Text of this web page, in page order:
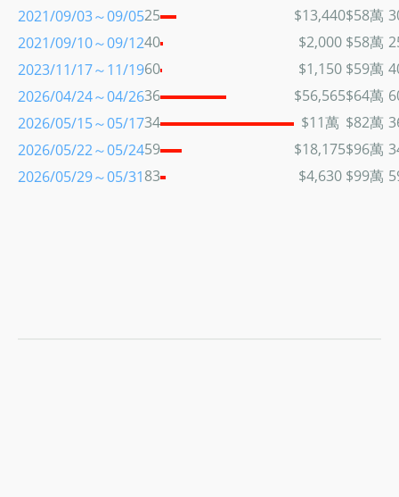
2021/09/03～09/0525 $13,440$58萬
2021/09/10～09/1240 $2,000 $58萬
2023/11/17～11/1960 $1,150 $59萬
2026/04/24～04/2636 $56,565$64萬
2026/05/15～05/1734 $11萬 $82萬
2026/05/22～05/2459 $18,175$96萬
2026/05/29～05/3183 $4,630 $99萬